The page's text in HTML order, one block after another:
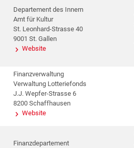
Departement des Innern
Amt für Kultur
St. Leonhard-Strasse 40
9001 St. Gallen
Website
Finanzverwaltung
Verwaltung Lotteriefonds
J.J. Wepfer-Strasse 6
8200 Schaffhausen
Website
Finanzdepartement